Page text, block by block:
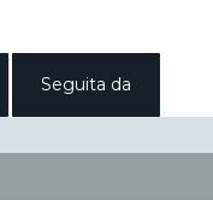
Seguita da